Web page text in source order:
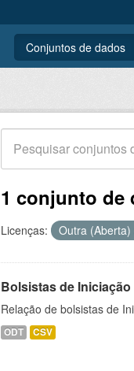
Conjuntos de dados
1 conjunto de
Licenças: Outra (Aberta)
Bolsistas de
Relação de bolsistas de
ODT CSV